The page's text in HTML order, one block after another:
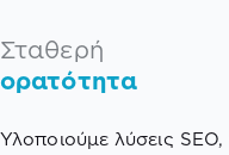
Σταθερή
ορατότητα
Υλοποιούμε λύσεις